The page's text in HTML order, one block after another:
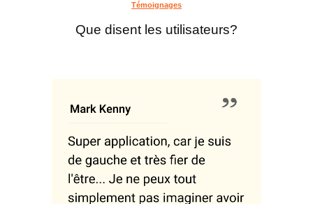
Témoignages
Que disent les utilisateurs?